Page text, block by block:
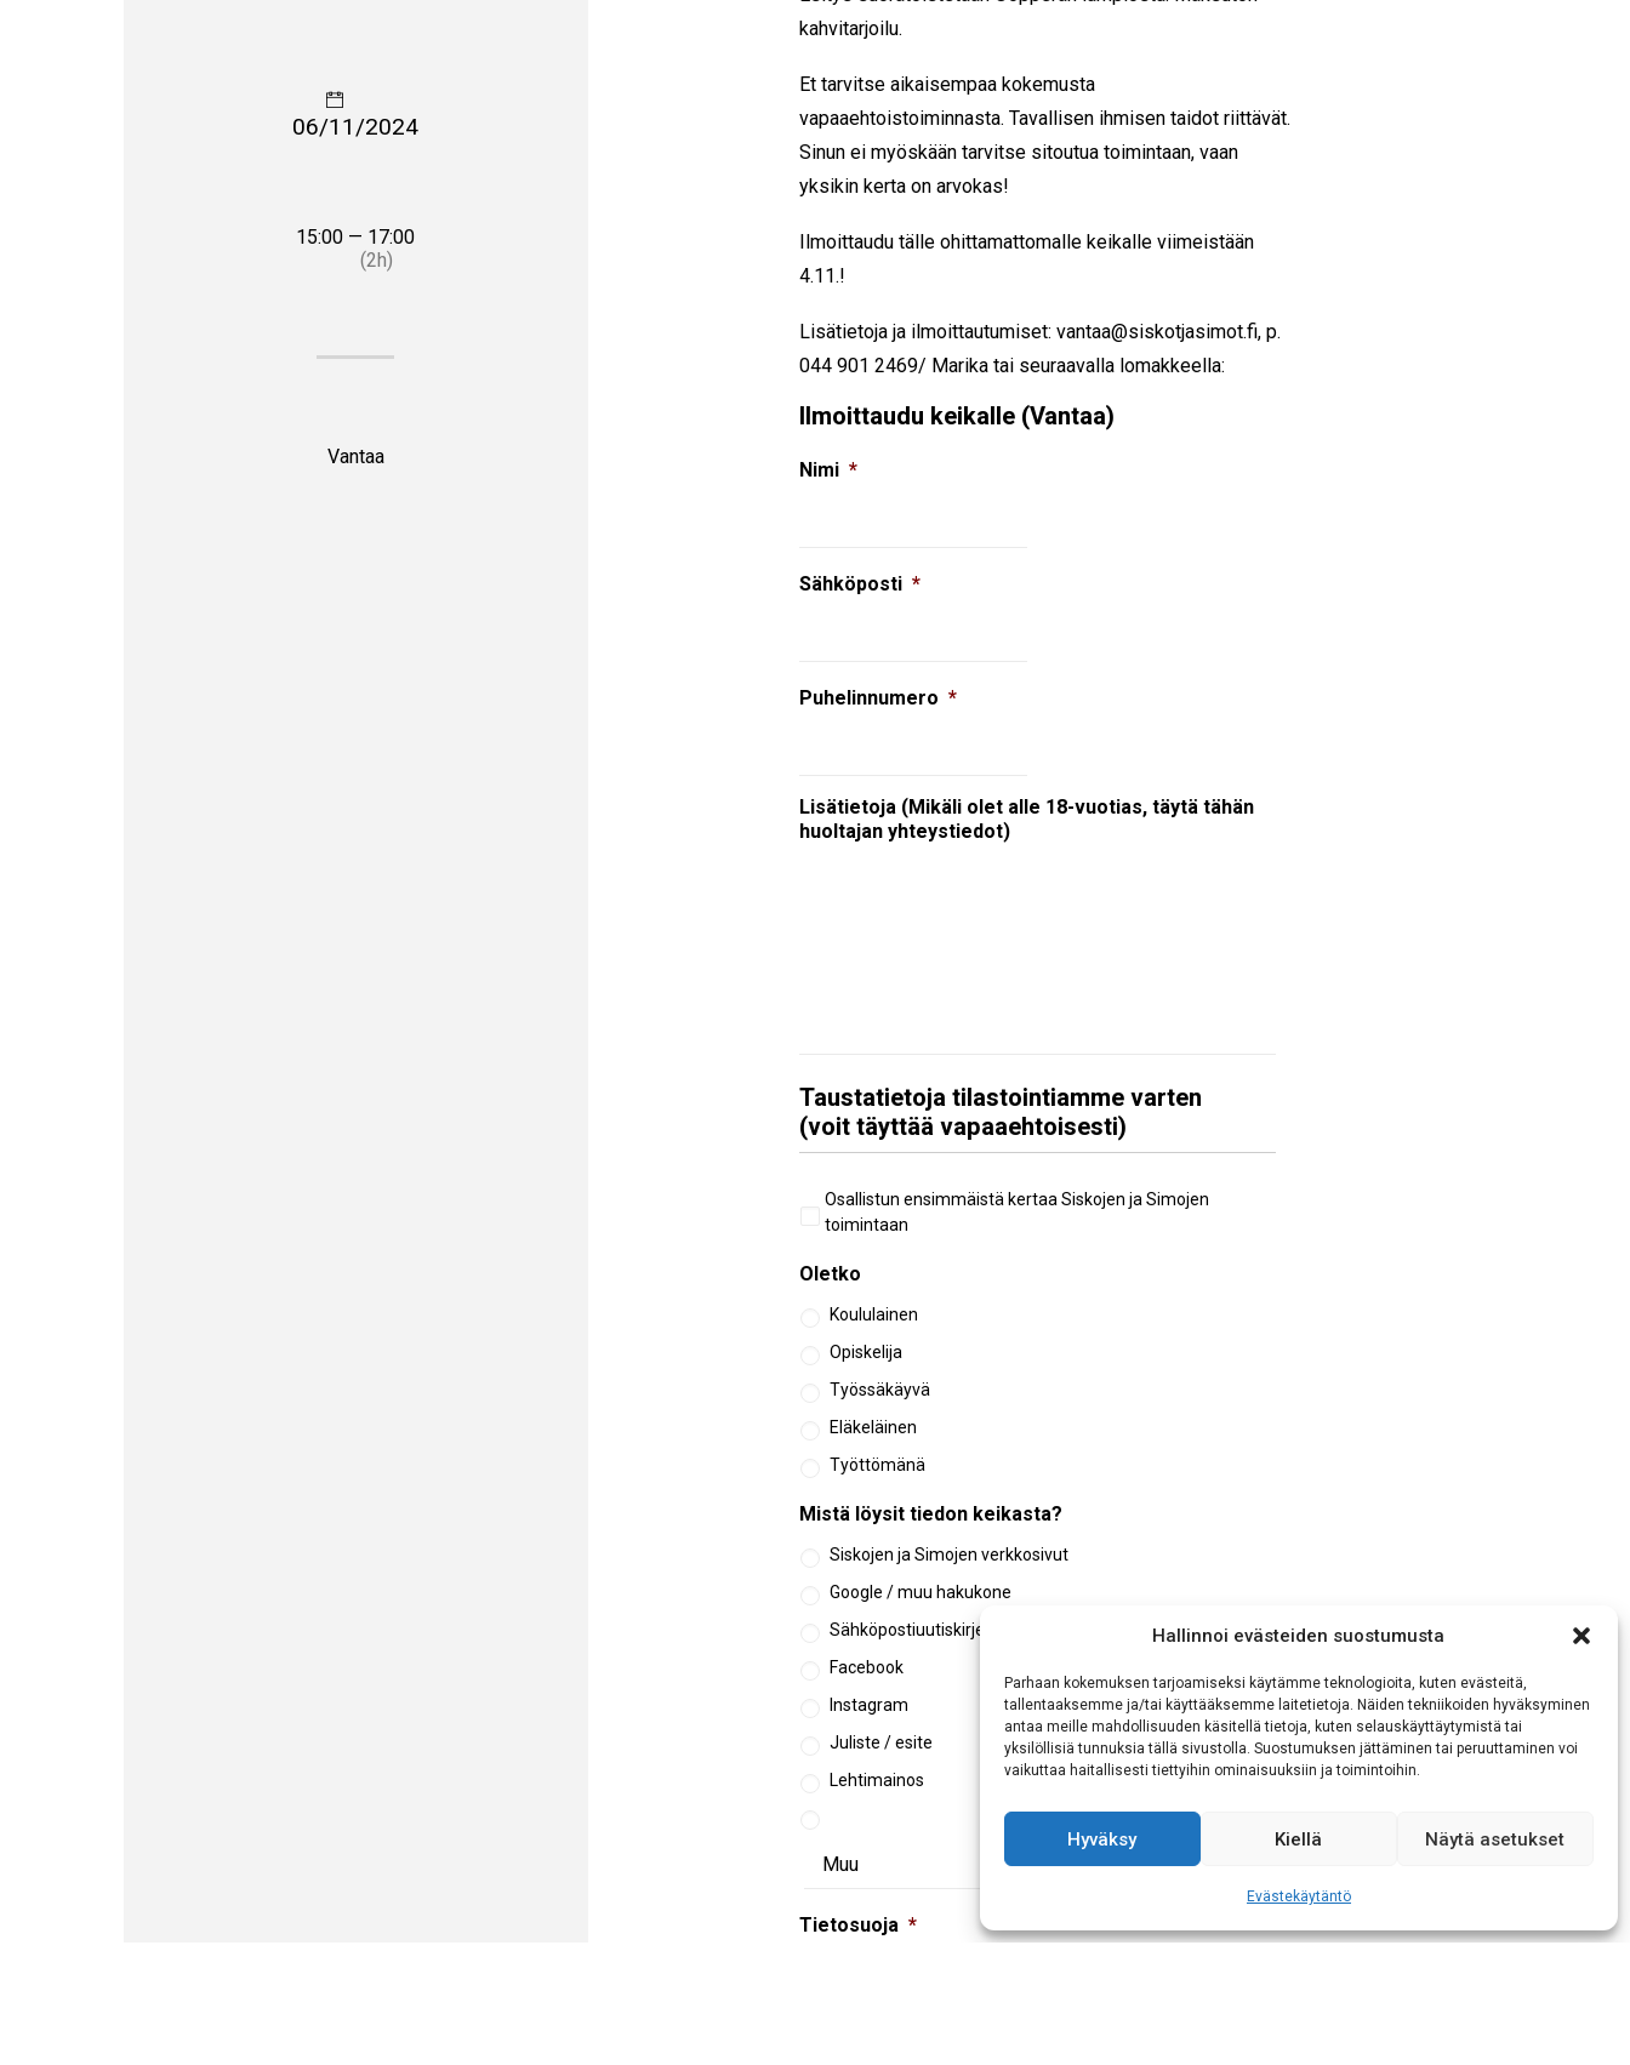
Hallinnoi evästeiden suostumusta
Parhaan kokemuksen tarjoamiseksi käytämme teknologioita, kuten evästeitä,
tallentaaksemme ja/tai käyttääksemme laitetietoja. Näiden tekniikoiden hyväksyminen
antaa meille mahdollisuuden käsitellä tietoja, kuten selauskäyttäytymistä tai
yksilöllisiä tunnuksia tällä sivustolla. Suostumuksen jättäminen tai peruuttaminen voi
vaikuttaa haitallisesti tiettyihin ominaisuuksiin ja toimintoihin.
Hyväksy Kiellä Näytä asetukset
Evästekäytäntö
kahvitarjoilu.
Et tarvitse aikaisempaa kokemusta
vapaaehtoistoiminnasta. Tavallisen ihmisen taidot riittävät.
Sinun ei myöskään tarvitse sitoutua toimintaan, vaan
yksikin kerta on arvokas!
Ilmoittaudu tälle ohittamattomalle keikalle viimeistään
4.11.!
Lisätietoja ja ilmoittautumiset: vantaa@siskotjasimot.fi, p.
044 901 2469/ Marika tai seuraavalla lomakkeella:
Ilmoittaudu keikalle (Vantaa)
Nimi *
Sähköposti *
Puhelinnumero *
Lisätietoja (Mikäli olet alle 18-vuotias, täytä tähän
huoltajan yhteystiedot)
Taustatietoja tilastointiamme varten
(voit täyttää vapaaehtoisesti)
Aiempi
osallistuminen
Osallistun ensimmäistä kertaa Siskojen ja Simojen
toimintaan
Oletko
Koululainen
Opiskelija
Työssäkäyvä
Eläkeläinen
Työttömänä
Mistä löysit tiedon keikasta?
Siskojen ja Simojen verkkosivut
Google / muu hakukone
Sähköpostiuutiskirje
Facebook
Instagram
Juliste / esite
Lehtimainos
Tietosuoja *
06/11/2024
15:00 — 17:00
(2h)
Vantaa